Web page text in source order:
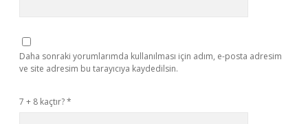
Daha sonraki yorumlarımda kullanılması için adım, e-posta adresim
ve site adresim bu tarayıcıya kaydedilsin.
7 + 8 kaçtır?*